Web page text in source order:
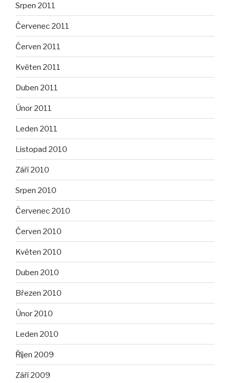
Srpen 2011
Červenec 2011
Červen 2011
Květen 2011
Duben 2011
Únor 2011
Leden 2011
Listopad 2010
Září 2010
Srpen 2010
Červenec 2010
Červen 2010
Květen 2010
Duben 2010
Březen 2010
Únor 2010
Leden 2010
Říjen 2009
Září 2009